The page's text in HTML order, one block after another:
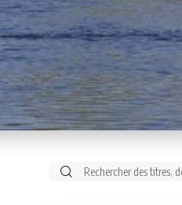
Rechercher: